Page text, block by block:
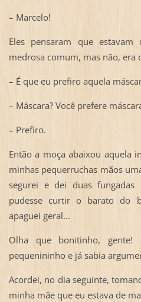
– Marcelo!
Eles pensaram que
medrosa comum, mas não, era
– É que eu prefiro aquela
– Máscara? Você prefere
– Prefiro.
Então a moça abaixou aquela
minhas pequerruchas mãos
segurei e dei duas
pudesse curtir o barato do
apaguei geral...
Olha que bonitinho,
pequenininho e já sabia
Acordei, no dia seguinte,
minha mãe que eu estava de